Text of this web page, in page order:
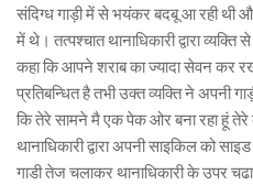
संदिग्ध गाड़ी में से भयंकर बदबू आ रही
में थे। तत्पश्चात थानाधिकारी द्वारा
कहा कि आपने शराब का ज्यादा सेवन कर
प्रतिबन्धित है तभी उक्त व्यक्ति ने अपनी
कि तेरे सामने मै एक पेक ओर बना रहा हूं
थानाधिकारी द्वारा अपनी साइकिल को
गाडी तेज चलाकर थानाधिकारी के उपर